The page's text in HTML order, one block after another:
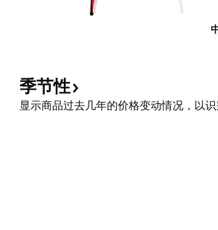
季节性
显示商品过去几年的价格变动情况，以识